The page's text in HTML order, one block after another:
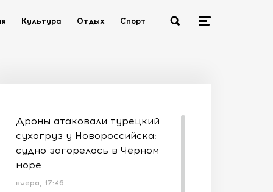
Культура Отдых Спорт
Дроны атаковали турецкий
сухогруз у Новороссийска:
судно загорелось в Чёрном
море
вчера, 17:46